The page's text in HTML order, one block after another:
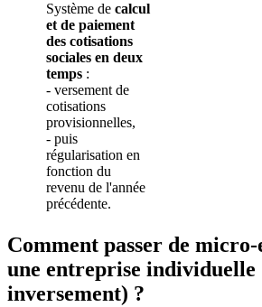
Système de calcul
et de paiement
des cotisations
sociales en deux
temps :
- versement de
cotisations
provisionnelles,
- puis
régularisation en
fonction du
revenu de l'année
précédente.
Comment passer de
une entreprise individuelle
inversement) ?